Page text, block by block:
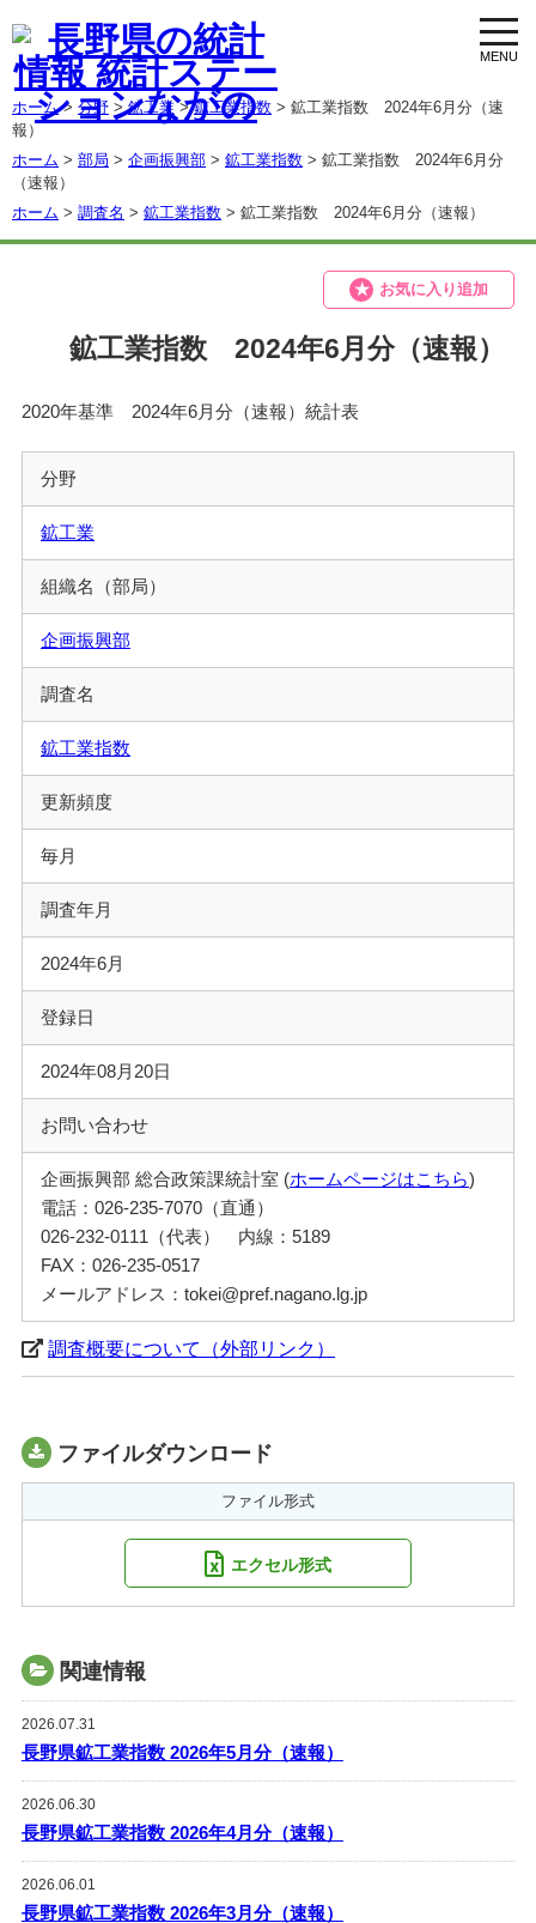
ホーム> 分野 >鉱工業>鉱工業指数 > 鉱工業指数 2024年6月分（速
報）
ホーム > 部局 > 企画振興部 > 鉱工業指数 > 鉱工業指数 2024年6月分
（速報）
ホーム > 調査名 > 鉱工業指数 > 鉱工業指数 2024年6月分（速報）
鉱工業指数 2024年6月分（速報）
お気に入り追加
2020年基準 2024年6月分（速報）統計表
分野
鉱工業
組織名（部局）
企画振興部
調査名
鉱工業指数
更新頻度
毎月
調査年月
2024年6月
登録日
2024年08月20日
お問い合わせ
企画振興部 総合政策課統計室 (ホームページはこちら)
電話：026-235-7070（直通）
026-232-0111（代表） 内線：5189
FAX：026-235-0517
メールアドレス：tokei@pref.nagano.lg.jp
調査概要について（外部リンク）
ファイルダウンロード
ファイル形式
エクセル形式
関連情報
2026.07.31
長野県鉱工業指数 2026年5月分（速報）
2026.06.30
長野県鉱工業指数 2026年4月分（速報）
2026.06.01
長野県鉱工業指数 2026年3月分（速報）